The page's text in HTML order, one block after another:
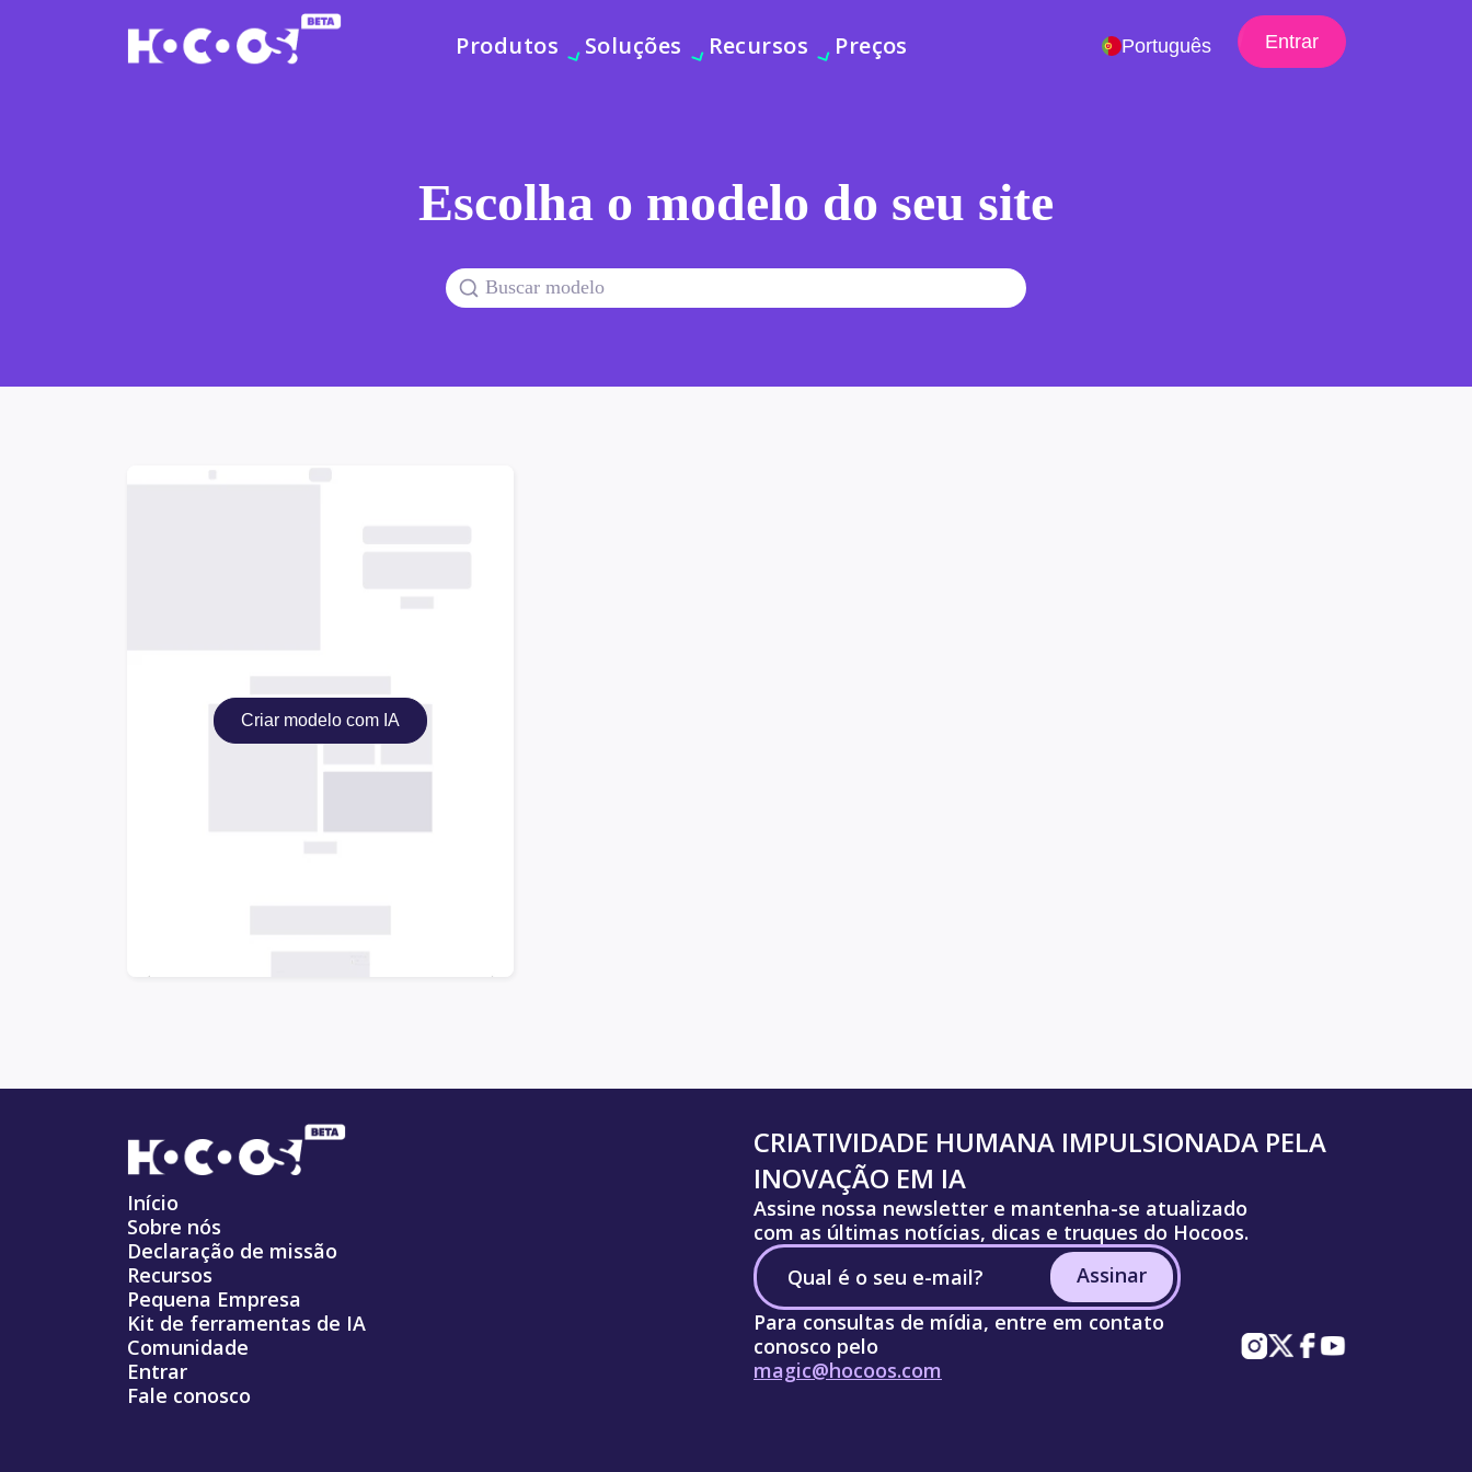
Produtos Soluções Recursos Preços Português Entrar
Escolha o modelo do seu site
Criar modelo com IA
Início
Sobre nós
Declaração de missão
Recursos
Pequena Empresa
Kit de ferramentas de IA
Comunidade
Entrar
Fale conosco
CRIATIVIDADE HUMANA IMPULSIONADA PELA
INOVAÇÃO EM IA
Assine nossa newsletter e mantenha-se atualizado
com as últimas notícias, dicas e truques do Hocoos.
Assinar
Para consultas de mídia, entre em contato
conosco pelo
magic@hocoos.com